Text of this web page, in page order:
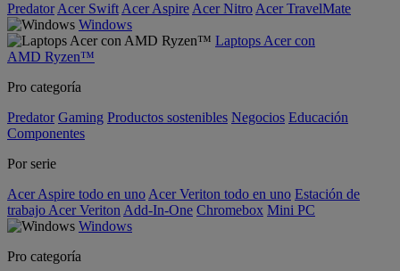
Predator Acer Swift Acer Aspire Acer Nitro Acer TravelMate
Windows
Laptops Acer con
AMD Ryzen™
Pro categoría
Predator Gaming Productos sostenibles Negocios Educación
Componentes
Por serie
Acer Aspire todo en uno Acer Veriton todo en uno Estación de
trabajo Acer Veriton Add-In-One Chromebox Mini PC
Windows
Pro categoría